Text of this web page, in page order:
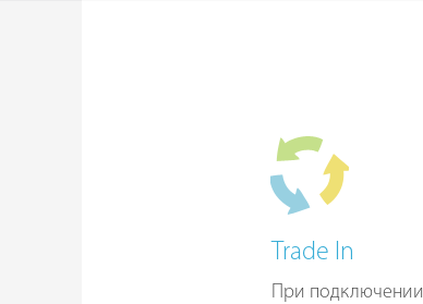
Trade In
При подключении